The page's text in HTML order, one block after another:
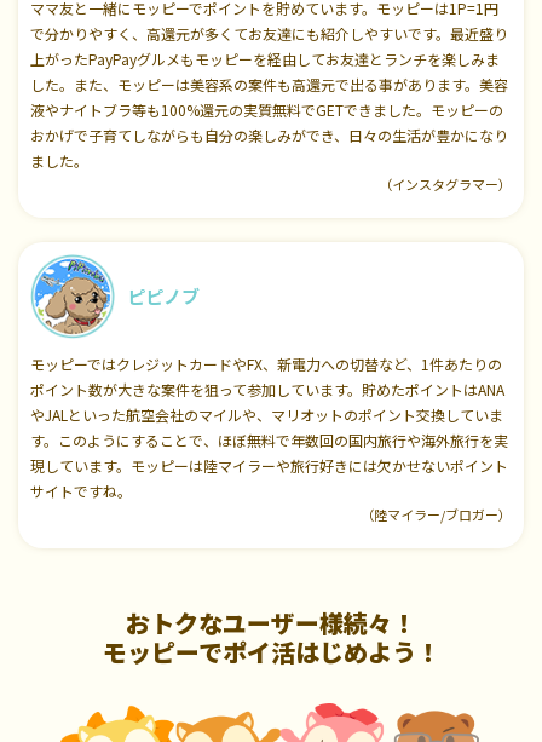
ママ友と一緒にモッピーでポイントを貯めています。モッピーは1P=1円
で分かりやすく、高還元が多くてお友達にも紹介しやすいです。最近盛り
上がったPayPayグルメもモッピーを経由してお友達とランチを楽しみま
した。また、モッピーは美容系の案件も高還元で出る事があります。美容
液やナイトブラ等も100%還元の実質無料でGETできました。モッピーの
おかげで子育てしながらも自分の楽しみができ、日々の生活が豊かになり
ました。
（インスタグラマー）
ピピノブ
モッピーではクレジットカードやFX、新電力への切替など、1件あたりの
ポイント数が大きな案件を狙って参加しています。貯めたポイントはANA
やJALといった航空会社のマイルや、マリオットのポイント交換していま
す。このようにすることで、ほぼ無料で年数回の国内旅行や海外旅行を実
現しています。モッピーは陸マイラーや旅行好きには欠かせないポイント
サイトですね。
（陸マイラー/ブロガー）
おトクなユーザー様続々！
モッピーでポイ活はじめよう！